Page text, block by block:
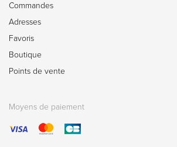
Commandes
Adresses
Favoris
Boutique
Points de vente
Moyens de paiement